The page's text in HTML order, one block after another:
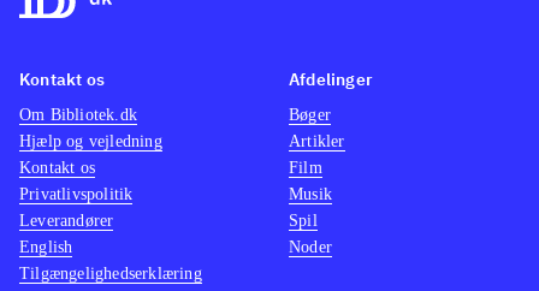
Kontakt os
Om Bibliotek.dk
Hjælp og vejledning
Kontakt os
Privatlivspolitik
Leverandører
English
Tilgængelighedserklæring
Afdelinger
Bøger
Artikler
Film
Musik
Spil
Noder